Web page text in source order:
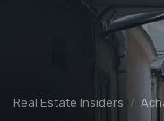
Real Estate Insiders